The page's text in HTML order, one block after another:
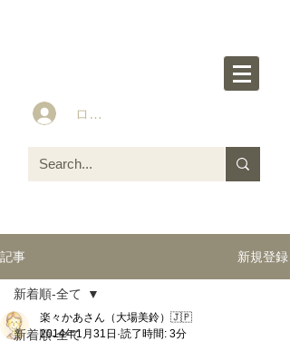
ログイン
記事 新規登録
新着順-全て
新着順-全て
楽々かあさん（大場美鈴）🇯🇵
2014年1月31日 読了時間: 3分